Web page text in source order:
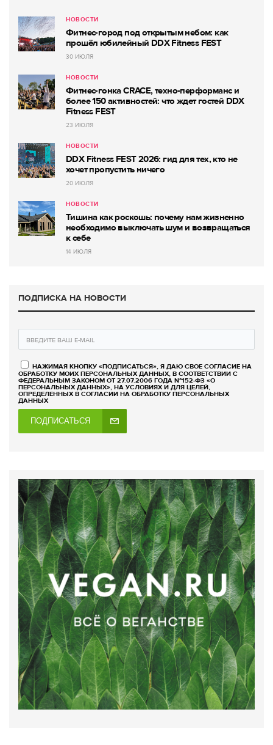
НОВОСТИ
Фитнес-город под открытым небом: как
прошёл юбилейный DDX Fitness FEST
30 ИЮЛЯ
НОВОСТИ
Фитнес-гонка CRACE, техно-перформанс и
более 150 активностей: что ждет гостей DDX
Fitness FEST
23 ИЮЛЯ
НОВОСТИ
DDX Fitness FEST 2026: гид для тех, кто не
хочет пропустить ничего
20 ИЮЛЯ
НОВОСТИ
Тишина как роскошь: почему нам жизненно
необходимо выключать шум и возвращаться
к себе
14 ИЮЛЯ
ПОДПИСКА НА НОВОСТИ
НАЖИМАЯ КНОПКУ «ПОДПИСАТЬСЯ», Я ДАЮ СВОЕ СОГЛАСИЕ НА
ОБРАБОТКУ МОИХ ПЕРСОНАЛЬНЫХ ДАННЫХ, В СООТВЕТСТВИИ С
ФЕДЕРАЛЬНЫМ ЗАКОНОМ ОТ 27.07.2006 ГОДА №152-ФЗ «О
ПЕРСОНАЛЬНЫХ ДАННЫХ», НА УСЛОВИЯХ И ДЛЯ ЦЕЛЕЙ,
ОПРЕДЕЛЕННЫХ В СОГЛАСИИ НА ОБРАБОТКУ ПЕРСОНАЛЬНЫХ
ДАННЫХ
ПОДПИСАТЬСЯ